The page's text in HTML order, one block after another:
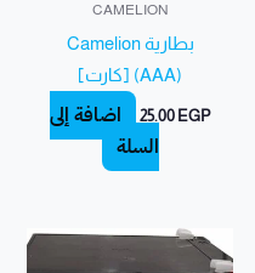
CAMELION
بطارية Camelion
(AAA) [كارت]
25.00 EGP
إضافة إلى
السلة